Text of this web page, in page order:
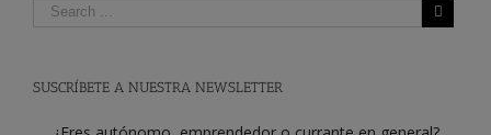
SUSCRÍBETE A NUESTRA NEWSLETTER